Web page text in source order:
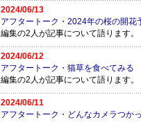
2024/06/13
アフタートーク・2024年の桜の開花
編集の2人が記事について語ります。
2024/06/12
アフタートーク・猫草を食べてみる
編集の2人が記事について語ります。
2024/06/11
アフタートーク・どんなカメラつ